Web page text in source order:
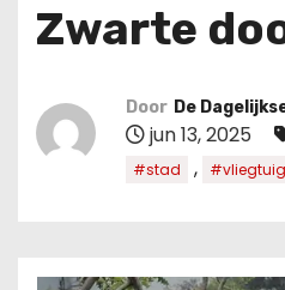
Zwarte
Door De
jun 13, 2025
#stad , #vliegtuig